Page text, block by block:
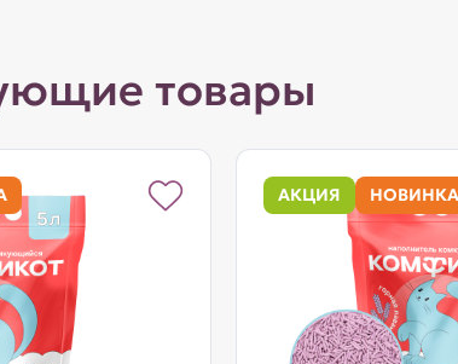
товары
АКЦИЯ НОВИНКА